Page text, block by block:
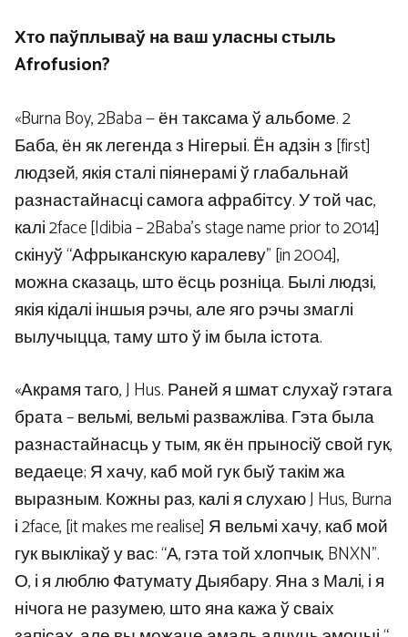
Хто паўплываў на ваш уласны стыль
Afrofusion?
«Burna Boy, 2Baba — ён таксама ў альбоме. 2
Баба, ён як легенда з Нігерыі. Ён адзін з [first]
людзей, якія сталі піянерамі ў глабальнай
разнастайнасці самога афрабітсу. У той час,
калі 2face [Idibia – 2Baba’s stage name prior to 2014]
скінуў “Афрыканскую каралеву” [in 2004],
можна сказаць, што ёсць розніца. Былі людзі,
якія кідалі іншыя рэчы, але яго рэчы змаглі
вылучыцца, таму што ў ім была істота.
«Акрамя таго, J Hus. Раней я шмат слухаў гэтага
брата – вельмі, вельмі разважліва. Гэта была
разнастайнасць у тым, як ён прыносіў свой гук,
ведаеце; Я хачу, каб мой гук быў такім жа
выразным. Кожны раз, калі я слухаю J Hus, Burna
і 2face, [it makes me realise] Я вельмі хачу, каб мой
гук выклікаў у вас: “А, гэта той хлопчык, BNXN”.
О, і я люблю Фатумату Дыябару. Яна з Малі, і я
нічога не разумею, што яна кажа ў сваіх